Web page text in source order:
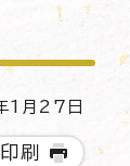
月27日
刷